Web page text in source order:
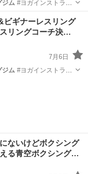
ジム#ヨガインストラク
闘技
ビギナーレスリング
リングコーチ決…
7月6日
ジム#ヨガインストラク
ないけどボクシング
る青空ボクシング…